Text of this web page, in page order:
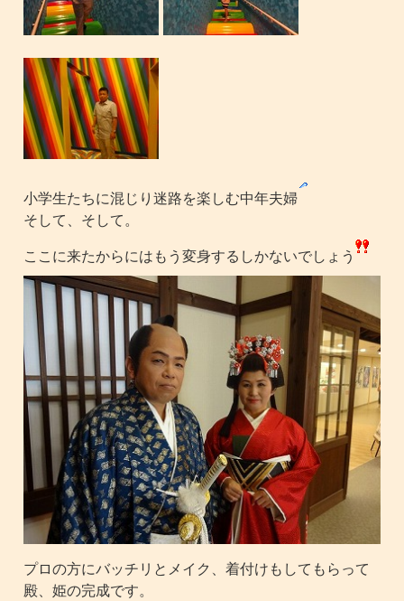
小学生たちに混じり迷路を楽しむ中年夫婦
そして、そして。
ここに来たからにはもう変身するしかないでしょう
プロの方にバッチリとメイク、着付けもしてもらって
殿、姫の完成です。